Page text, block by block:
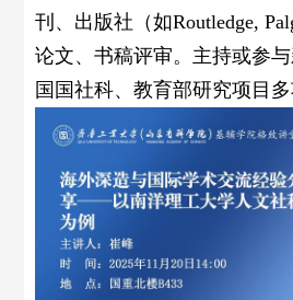
刊、出版社（如Routledge,
论文、书稿评审。主持或参
国国社科、教育部研究项目多